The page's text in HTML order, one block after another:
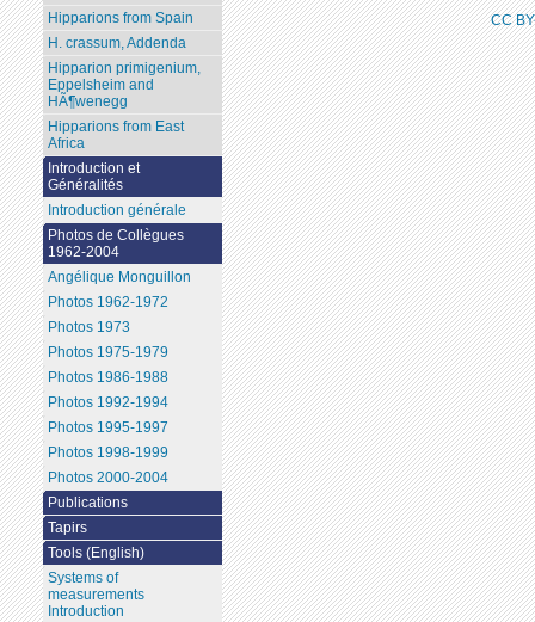
Hipparions from Spain
H. crassum, Addenda
Hipparion primigenium,
Eppelsheim and
HÃ¶wenegg
Hipparions from East
Africa
Introduction et
Généralités
Introduction générale
Photos de Collègues
1962-2004
Angélique Monguillon
Photos 1962-1972
Photos 1973
Photos 1975-1979
Photos 1986-1988
Photos 1992-1994
Photos 1995-1997
Photos 1998-1999
Photos 2000-2004
Publications
Tapirs
Tools (English)
Systems of
measurements
Introduction
CC